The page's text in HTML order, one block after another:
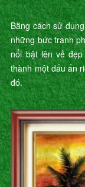
Bằng cách sử
những bức tranh
nổi bật lên vẻ
thành một dấu ấn
đó.